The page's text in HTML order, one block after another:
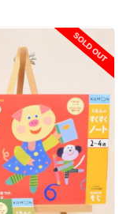
SOLD OUT